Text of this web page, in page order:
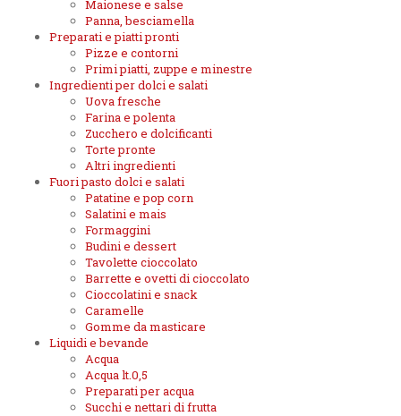
Maionese e salse
Panna, besciamella
Preparati e piatti pronti
Pizze e contorni
Primi piatti, zuppe e minestre
Ingredienti per dolci e salati
Uova fresche
Farina e polenta
Zucchero e dolcificanti
Torte pronte
Altri ingredienti
Fuori pasto dolci e salati
Patatine e pop corn
Salatini e mais
Formaggini
Budini e dessert
Tavolette cioccolato
Barrette e ovetti di cioccolato
Cioccolatini e snack
Caramelle
Gomme da masticare
Liquidi e bevande
Acqua
Acqua lt.0,5
Preparati per acqua
Succhi e nettari di frutta